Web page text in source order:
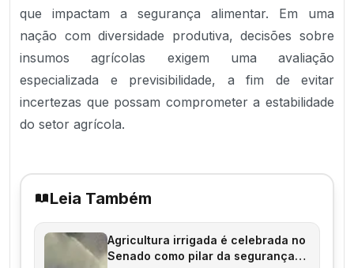
que impactam a segurança alimentar. Em uma
nação com diversidade produtiva, decisões sobre
insumos agrícolas exigem uma avaliação
especializada e previsibilidade, a fim de evitar
incertezas que possam comprometer a estabilidade
do setor agrícola.
Leia Também
Agricultura irrigada é celebrada no
Senado como pilar da segurança